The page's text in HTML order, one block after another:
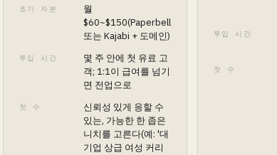
초기 자본
월
$60~$150(Paperbell
또는 Kajabi + 도메인)
투입 시간
몇 주 안에 첫 유료 고
객; 1:1이 급여를 넘기
면 전업으로
첫 수
신뢰성 있게 응할 수
있는, 가능한 한 좁은
니치를 고른다(예: '대
기업 상급 여성 커리
투입 시간
첫 수